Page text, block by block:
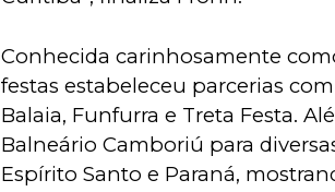
Conhecida carinhosamente
festas estabeleceu parcerias
Balaia, Funfurra e Treta Festa.
Balneário Camboriú para
Espírito Santo e Paraná,